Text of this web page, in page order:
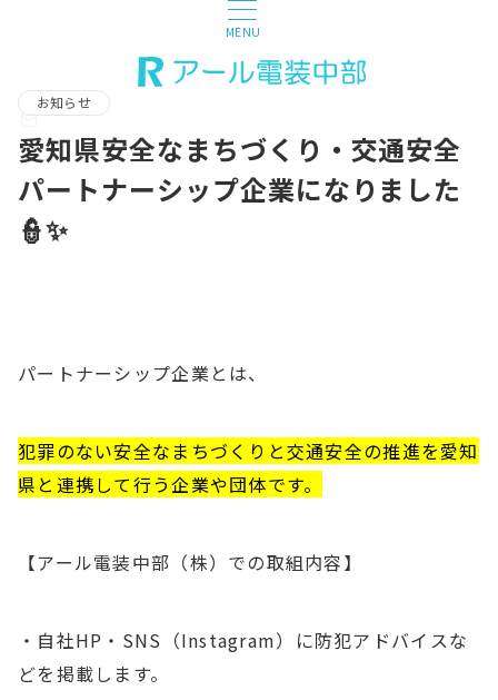
MENU
お知らせ
愛知県安全なまちづくり・交通安全
パートナーシップ企業になりました
👮✨
パートナーシップ企業とは、
犯罪のない安全なまちづくりと交通安全の推進を愛知
県と連携して行う企業や団体です。
【アール電装中部（株）での取組内容】
・自社HP・SNS（Instagram）に防犯アドバイスな
どを掲載します。